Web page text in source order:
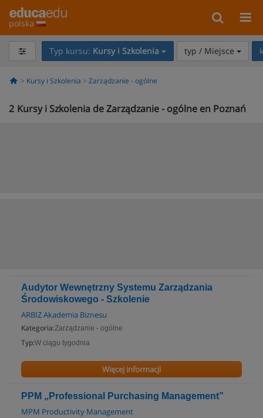
polska
Typ kursu: Kursy i Szkolenia typ / Miejsce
Kursy i Szkolenia Zarządzanie - ogólne
2 Kursy i Szkolenia de Zarządzanie - ogólne en Poznań
Audytor Wewnętrzny Systemu Zarządzania
Środowiskowego - Szkolenie
ARBIZ Akademia Biznesu
Kategoria:Zarządzanie - ogólne
Typ:W ciągu tygodnia
Więcej informacji
PPM „Professional Purchasing Management”
MPM Productivity Management